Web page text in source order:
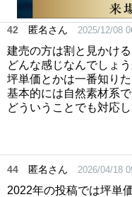
42 匿名さん 2025/12/08
建売の方は割と見かけ
どんな感じなんでしょう
坪単価とかは一番知りた
基本的には自然素材系
どういうことでも対応
44 匿名さん 2026/04/18
2022年の投稿では坪単